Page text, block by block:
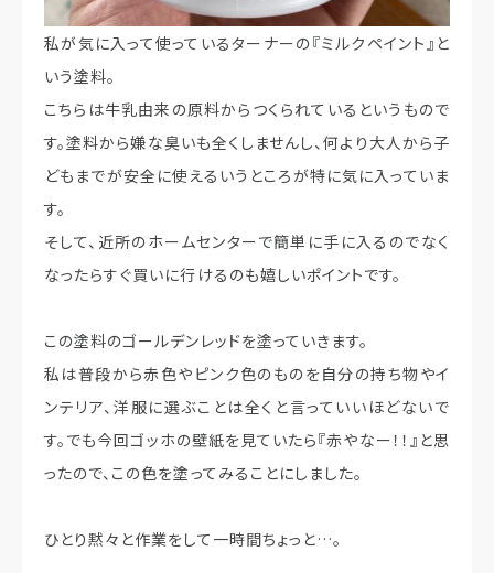
私が気に入って使っているターナーの『ミルクペイント』と
いう塗料。
こちらは牛乳由来の原料からつくられているというもので
す。塗料から嫌な臭いも全くしませんし、何より大人から子
どもまでが安全に使えるいうところが特に気に入っていま
す。
そして、近所のホームセンターで簡単に手に入るのでなく
なったらすぐ買いに行けるのも嬉しいポイントです。
この塗料のゴールデンレッドを塗っていきます。
私は普段から赤色やピンク色のものを自分の持ち物やイ
ンテリア、洋服に選ぶことは全くと言っていいほどないで
す。でも今回ゴッホの壁紙を見ていたら『赤やなー！！』と思
ったので、この色を塗ってみることにしました。
ひとり黙々と作業をして一時間ちょっと…。